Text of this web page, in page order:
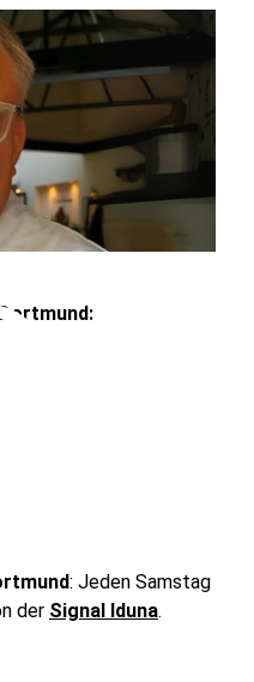
: Jeden Samstag
der Signal Iduna.